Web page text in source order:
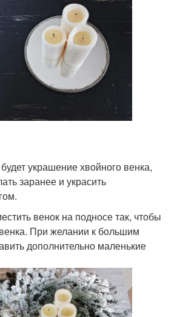
украшение хвойного венка,
заранее и украсить
венок на подносе так, чтобы
При желании к большим
дополнительно маленькие